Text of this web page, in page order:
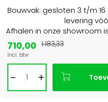
Bouwvak: gesloten 3 t/m
levering
Afhalen in onze showroom
710,00
Incl. btw
1.183,33